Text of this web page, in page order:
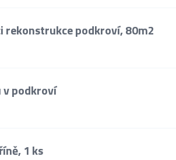
podkroví, 80m2
podkroví
1 ks